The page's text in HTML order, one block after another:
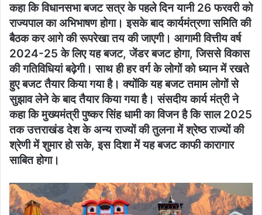
कहा कि विधानसभा बजट सत्र के पहले दिन यानी 26 फरवरी को
राज्यपाल का अभिभाषण होगा। इसके बाद कार्यमंत्रणा समिति की
बैठक कर आगे की रूपरेखा तय की जाएगी। आगामी वित्तीय वर्ष
2024-25 के लिए यह बजट, जेंडर बजट होगा, जिससे विकास
की गतिविधियां बढ़ेगी। साथ ही हर वर्ग के लोगों को ध्यान में रखते
हुए बजट तैयार किया गया है। क्योंकि यह बजट तमाम लोगों से
सुझाव लेने के बाद तैयार किया गया है। संसदीय कार्य मंत्री ने
कहा कि मुख्यमंत्री पुष्कर सिंह धामी का विजन है कि साल 2025
तक उत्तराखंड देश के अन्य राज्यों की तुलना में श्रेष्ठ राज्यों की
श्रेणी में शुमार हो सके, इस दिशा में यह बजट काफी कारागार
साबित होगा।